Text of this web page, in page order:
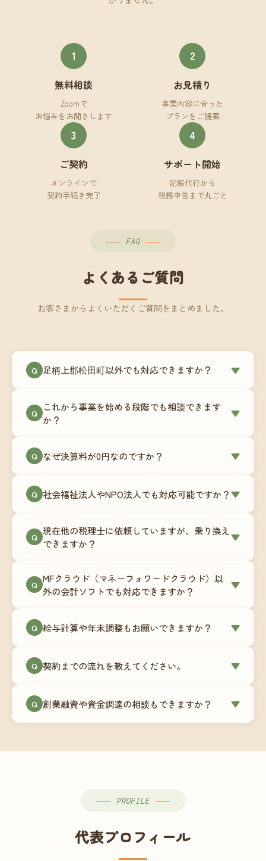
1
無料相談
Zoomで
お悩みをお聞きします
2
お見積り
事業内容に合った
プランをご提案
3
ご契約
オンラインで
契約手続き完了
4
サポート開始
記帳代行から
税務申告まで丸ごと
FAQ
よくあるご質問
お客さまからよくいただくご質問をまとめました。
Q 足柄上郡松田町以外でも対応できますか？ ▼
す。Zoomやチャットツールを使ったオンラインで
のやり取りが中心ですので、地域を問わずサポー
地域の事業者さまにご利用いただいています。
Q
これから事業を始める段階でも相談できます
か？
▼
180,000円〜）をご用意しています。事業計画の段
談にも対応しています。
Q なぜ決算料が0円なのですか？ ▼
次で進めています。そのため、決算時に追加の作
リプション型の料金体系を実現しています。年間
コストが事前にわかるので、資金繰りの見通しも
Q 社会福祉法人やNPO法人でも対応可能ですか？▼
は営利法人とは会計基準や監査要件が異なるた
め、別途お見積りとなります。まずはお気軽にご
Q 現在他の税理士に依頼していますが、乗り換え
できますか？
▼
ます。前任の税理士事務所との連携や、過去の帳
簿データの移行もお手伝いします。決算期のタイ
での変更も対応可能です。
Q MFクラウド（マネーフォワードクラウド）以
外の会計ソフトでも対応できますか？
▼
供しています。これから会計ソフトを導入される
します。freee・弥生会計等をご利用中の場合は、
Q 給与計算や年末調整もお願いできますか？ ▼
怠集計あり／5名まで）は月額15,000円〜、年末調
す。人数が増える場合は別途お見積りします。
Q 契約までの流れを教えてください。 ▼
（30〜60分）でご事業内容・ご要望のヒアリング
→ ③お見積り・ご契約 → ④MFクラウドの初期設
談から契約まで費用は発生しませんので、お気軽
Q 創業融資や資金調達の相談もできますか？ ▼
PROFILE
代表プロフィール